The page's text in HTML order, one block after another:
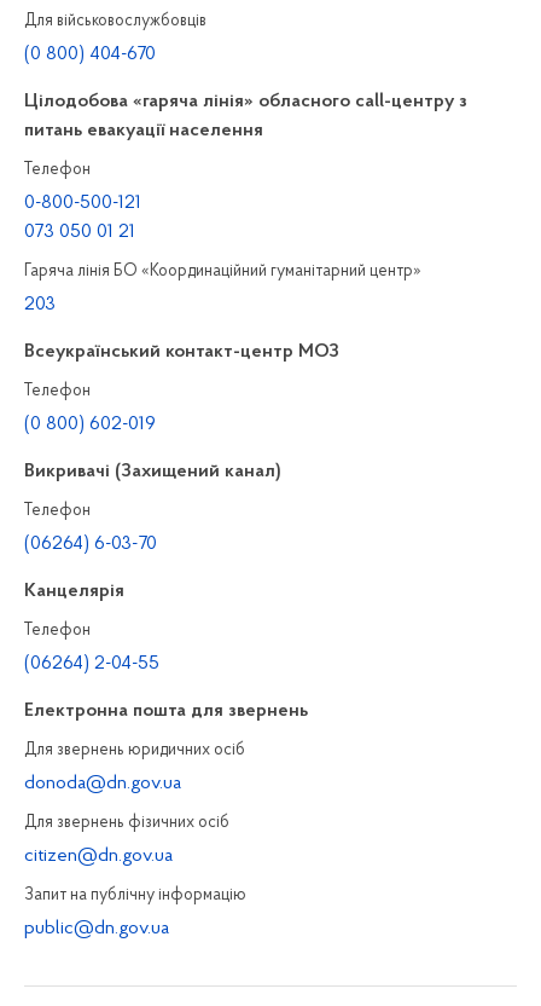
Для військовослужбовців
(0 800) 404-670
Цілодобова «гаряча лінія» обласного call-центру з
питань евакуації населення
Телефон
0-800-500-121
073 050 01 21
Гаряча лінія БО «Координаційний гуманітарний центр»
203
Всеукраїнський контакт-центр МОЗ
Телефон
(0 800) 602-019
Викривачі (Захищений канал)
Телефон
(06264) 6-03-70
Канцелярiя
Телефон
(06264) 2-04-55
Електронна пошта для звернень
Для звернень юридичних осiб
donoda@dn.gov.ua
Для звернень фізичних осiб
citizen@dn.gov.ua
Запит на публiчну інформацiю
public@dn.gov.ua